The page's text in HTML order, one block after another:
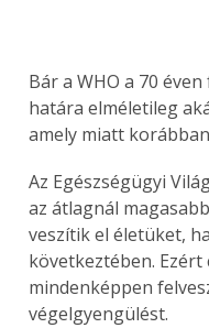
Bár a WHO a 70
határa elméletileg
amely miatt
Az Egészségügyi
az átlagnál
veszítik el életüket,
következtében.
mindenképpen
végelgyengülést.